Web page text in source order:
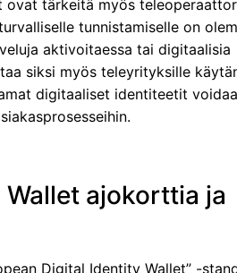
tärkeitä myös
tunnistamiselle on
aktivoitaessa tai digitaalisia
siksi myös teleyrityksille
digitaaliset identiteetit
ajokorttia ja
Digital Identity Wallet” -